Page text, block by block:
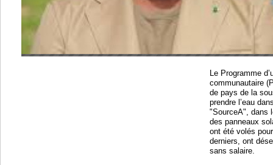
Le Programme
communautaire
de pays de la
prendre l’eau
"SourceA", dans
des panneaux
ont été volés
derniers, ont
sans salaire.